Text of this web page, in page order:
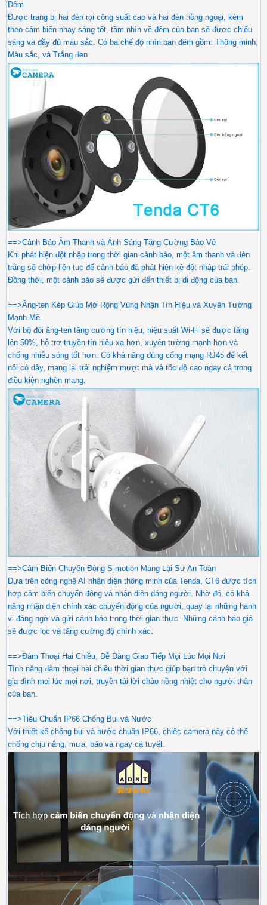
Đêm
Được trang bị hai đèn rọi công suất cao và hai đèn hồng ngoại, kèm
theo cảm biến nhạy sáng tốt, tầm nhìn về đêm của bạn sẽ được chiếu
sáng và đầy đủ màu sắc. Có ba chế độ nhìn ban đêm gồm: Thông minh,
Màu sắc, và Trắng đen
==>Cảnh Báo Âm Thanh và Ánh Sáng Tăng Cường Bảo Vệ
Khi phát hiện đột nhập trong thời gian cảnh báo, một âm thanh và đèn
trắng sẽ chớp liên tục để cảnh báo đã phát hiện kẻ đột nhập trái phép.
Đồng thời, một cảnh báo sẽ được gửi đến thiết bị di động của bạn.
==>Ăng-ten Kép Giúp Mở Rộng Vùng Nhận Tín Hiệu và Xuyên Tường
Mạnh Mẽ
Với bộ đôi ăng-ten tăng cường tín hiệu, hiệu suất Wi-Fi sẽ được tăng
lên 50%, hỗ trợ truyền tín hiệu xa hơn, xuyên tường mạnh hơn và
chống nhiễu sóng tốt hơn. Có khả năng dùng cổng mạng RJ45 để kết
nối có dây, mang lại trải nghiệm mượt mà và tốc độ cao ngay cả trong
điều kiện nghẽn mạng.
==>Cảm Biến Chuyển Động S-motion Mang Lại Sự An Toàn
Dựa trên công nghệ AI nhận diện thông minh của Tenda, CT6 được tích
hợp cảm biến chuyển động và nhận diện dáng người. Nhờ đó, có khả
năng nhận diện chính xác chuyển động của người, quay lại những hành
vi đáng ngờ và gửi cảnh báo trong thời gian thực. Những cảnh báo giả
sẽ được lọc và tăng cường độ chính xác.
==>Đàm Thoại Hai Chiều, Dễ Dàng Giao Tiếp Mọi Lúc Mọi Nơi
Tính năng đàm thoại hai chiều thời gian thực giúp bạn trò chuyện với
gia đình mọi lúc mọi nơi, truyền tải lời chào nồng nhiệt cho người thân
của bạn.
==>Tiêu Chuẩn IP66 Chống Bụi và Nước
Với thiết kế chống bụi và nước chuẩn IP66, chiếc camera này có thể
chống chịu nắng, mưa, bão và ngay cả tuyết.